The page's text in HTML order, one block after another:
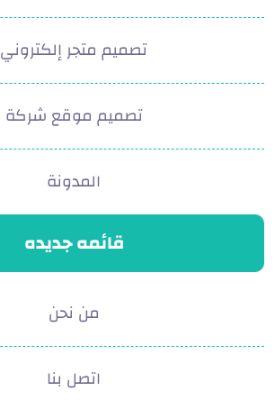
تصميم متجر إلكتروني
تصميم موقع شركة
المدونة
قائمه جديده
من نحن
اتصل بنا